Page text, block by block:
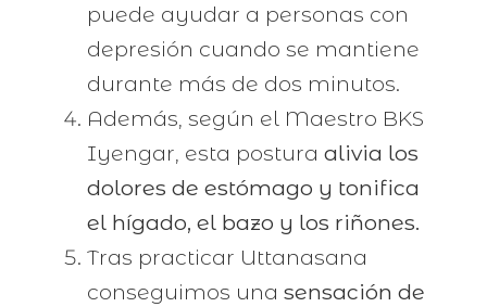
puede ayudar a personas con
depresión cuando se mantiene
durante más de dos minutos.
Además, según el Maestro BKS
Iyengar, esta postura alivia los
dolores de estómago y tonifica
el hígado, el bazo y los riñones.
Tras practicar Uttanasana
conseguimos una sensación de